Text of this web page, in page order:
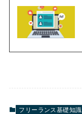
フリーランス基礎知識